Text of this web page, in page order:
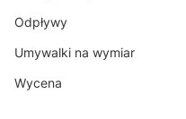
Odpływy
Umywalki na wymiar
Wycena